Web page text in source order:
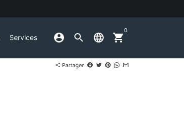
Services account_circle search language shopping_cart
0
share Partager